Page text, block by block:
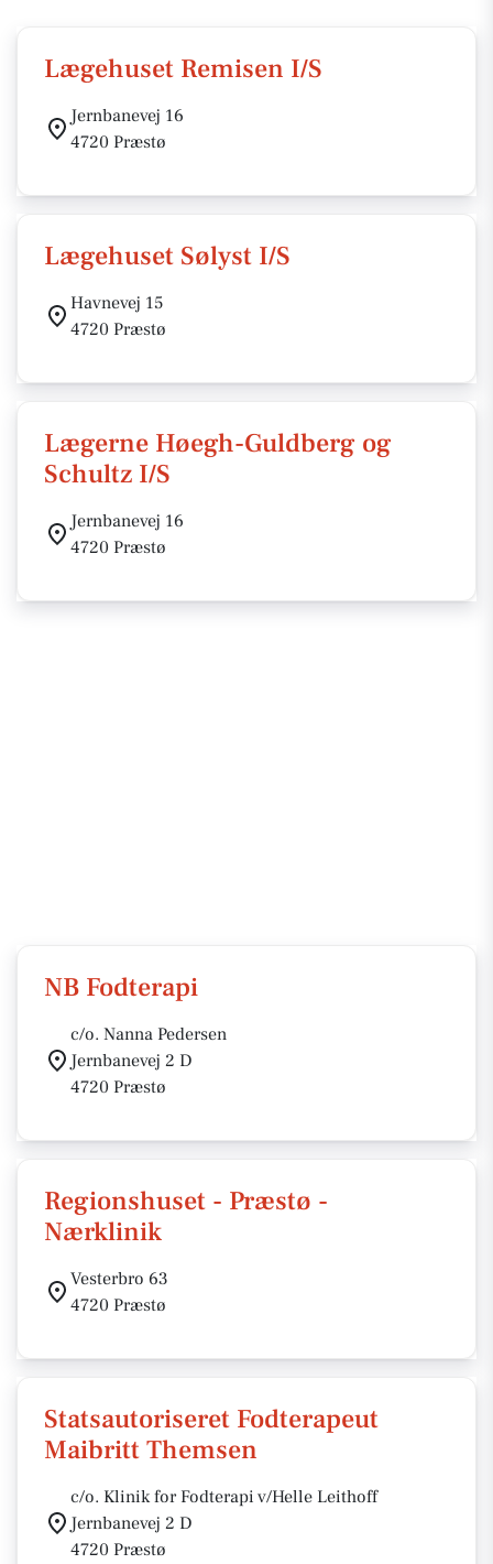
Lægehuset Remisen I/S
Jernbanevej 16
4720 Præstø
Lægehuset Sølyst I/S
Havnevej 15
4720 Præstø
Lægerne Høegh-Guldberg og
Schultz I/S
Jernbanevej 16
4720 Præstø
NB Fodterapi
c/o. Nanna Pedersen
Jernbanevej 2 D
4720 Præstø
Regionshuset - Præstø -
Nærklinik
Vesterbro 63
4720 Præstø
Statsautoriseret Fodterapeut
Maibritt Themsen
c/o. Klinik for Fodterapi v/Helle Leithoff
Jernbanevej 2 D
4720 Præstø